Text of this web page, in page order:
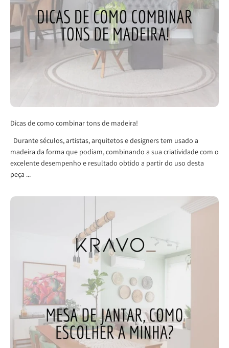
Dicas de como combinar tons de madeira!
Durante séculos, artistas, arquitetos e designers tem usado a
madeira da forma que podiam, combinando a sua criatividade com o
excelente desempenho e resultado obtido a partir do uso desta
peça ...